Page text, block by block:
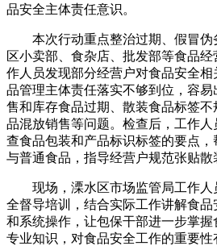
品安全主体责任意识。
本次行动重点整治过期、假冒伪
区小卖部、食杂店、批发部等食品
作人员发现部分经营户对食品安全
品管理主体责任落实不够到位，容易
售和库存食品过期、散装食品标签
品混放销售等问题。检查后，工作
查食品包装和产品标识标签的要点
与普通食品，指导经营户规范张贴散
现场，溧水区市场监管局工作人
全督导培训，结合实际工作讲解食
和系统操作，让包保干部进一步掌
专业知识，对食品安全工作的重要